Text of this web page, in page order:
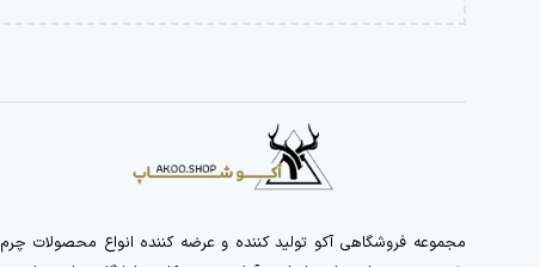
مجموعه فروشگاهی آکو تولید کننده و عرضه کننده انواع محصولات چرم